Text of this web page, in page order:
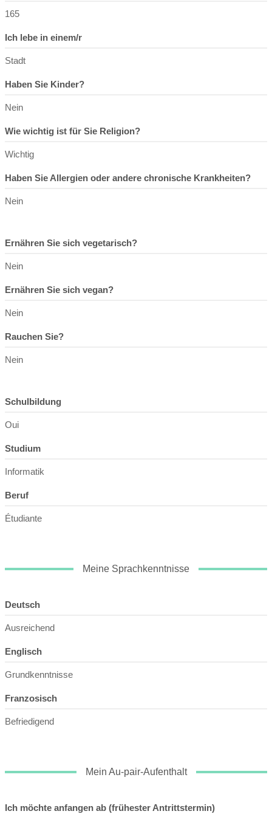
165
Ich lebe in einem/r
Stadt
Haben Sie Kinder?
Nein
Wie wichtig ist für Sie Religion?
Wichtig
Haben Sie Allergien oder andere chronische Krankheiten?
Nein
Ernähren Sie sich vegetarisch?
Nein
Ernähren Sie sich vegan?
Nein
Rauchen Sie?
Nein
Schulbildung
Oui
Studium
Informatik
Beruf
Étudiante
Meine Sprachkenntnisse
Deutsch
Ausreichend
Englisch
Grundkenntnisse
Franzosisch
Befriedigend
Mein Au-pair-Aufenthalt
Ich möchte anfangen ab (frühester Antrittstermin)